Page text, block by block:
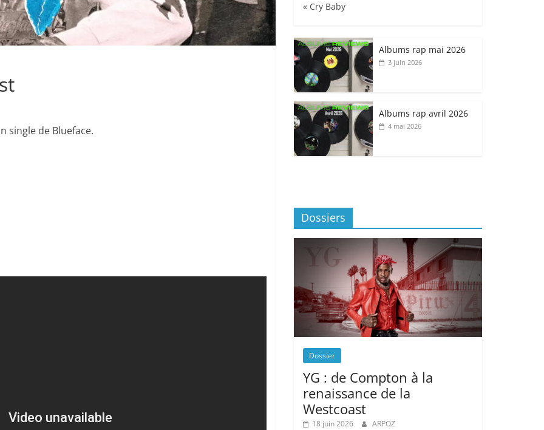
single de Blueface.
« Cry Baby
Albums rap mai 2026
3 juin 2026
Albums rap avril 2026
4 mai 2026
Dossiers
Dossier
YG : de Compton à la
renaissance de la
Westcoast
18 juin 2026 ARPOZ